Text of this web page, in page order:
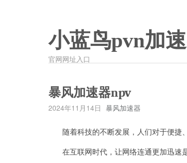
小蓝鸟pvn加
官网网址入口
暴风加速器npv
2024年11月14日 暴风加速器
随着科技的不断发展，人们对于便捷、
在互联网时代，让网络连通更加迅速